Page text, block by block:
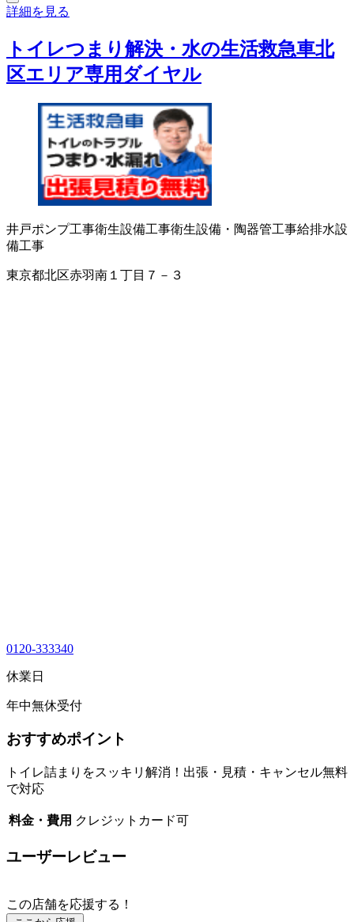
詳細を見る
トイレつまり解決・水の生活救急車北
区エリア専用ダイヤル
井戸ポンプ工事衛生設備工事衛生設備・陶器管工事給排水設
備工事
東京都北区赤羽南１丁目７－３
0120-333340
休業日
年中無休受付
おすすめポイント
トイレ詰まりをスッキリ解消！出張・見積・キャンセル無料
で対応
料金・費用 クレジットカード可
ユーザーレビュー
この店舗を応援する！